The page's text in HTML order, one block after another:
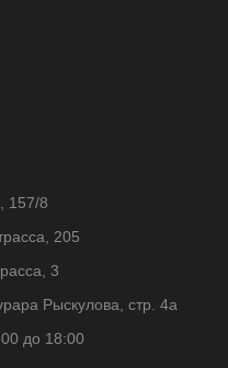
157/8
205
3
Рыскулова, стр. 4а
до 18:00